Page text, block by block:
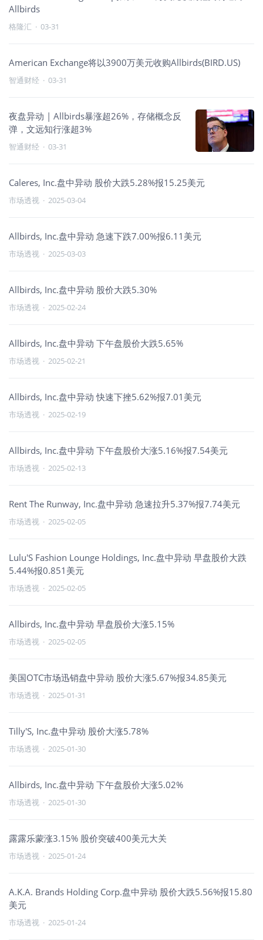
Allbirds
格隆汇 · 03-31
American Exchange将以3900万美元收购Allbirds(BIRD.US)
智通财经 · 03-31
夜盘异动 | Allbirds暴涨超26%，存储概念反
弹，文远知行涨超3%
智通财经 · 03-31
Caleres, Inc.盘中异动 股价大跌5.28%报15.25美元
市场透视 · 2025-03-04
Allbirds, Inc.盘中异动 急速下跌7.00%报6.11美元
市场透视 · 2025-03-03
Allbirds, Inc.盘中异动 股价大跌5.30%
市场透视 · 2025-02-24
Allbirds, Inc.盘中异动 下午盘股价大跌5.65%
市场透视 · 2025-02-21
Allbirds, Inc.盘中异动 快速下挫5.62%报7.01美元
市场透视 · 2025-02-19
Allbirds, Inc.盘中异动 下午盘股价大涨5.16%报7.54美元
市场透视 · 2025-02-13
Rent The Runway, Inc.盘中异动 急速拉升5.37%报7.74美元
市场透视 · 2025-02-05
Lulu'S Fashion Lounge Holdings, Inc.盘中异动 早盘股价大跌
5.44%报0.851美元
市场透视 · 2025-02-05
Allbirds, Inc.盘中异动 早盘股价大涨5.15%
市场透视 · 2025-02-05
美国OTC市场迅销盘中异动 股价大涨5.67%报34.85美元
市场透视 · 2025-01-31
Tilly'S, Inc.盘中异动 股价大涨5.78%
市场透视 · 2025-01-30
Allbirds, Inc.盘中异动 下午盘股价大涨5.02%
市场透视 · 2025-01-30
露露乐蒙涨3.15% 股价突破400美元大关
市场透视 · 2025-01-24
A.K.A. Brands Holding Corp.盘中异动 股价大跌5.56%报15.80
美元
市场透视 · 2025-01-24